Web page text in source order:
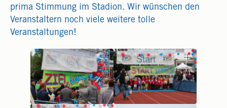
prima Stimmung im Stadion. Wir wünschen den
Veranstaltern noch viele weitere tolle
Veranstaltungen!